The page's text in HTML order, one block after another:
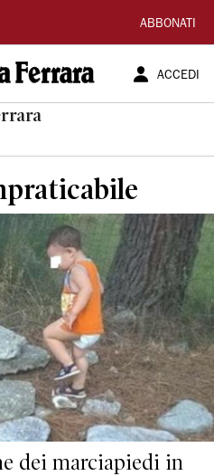
ABBONATI
ACCEDI
dei marciapiedi in